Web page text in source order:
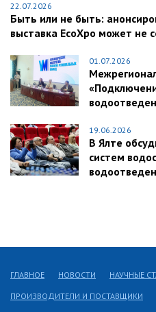
22.07.2026
Быть или не быть:
выставка EcoXpo может не
01.07.2026
19.06.2026
В Ялте
систем
ГЛАВНОЕ НОВОСТИ НАУЧНЫЕ
ПРОИЗВОДИТЕЛИ И ПОСТАВЩИКИ